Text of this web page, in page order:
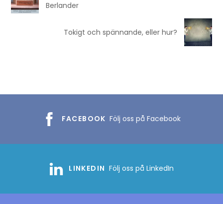
Berlander
Tokigt och spännande, eller hur?
FACEBOOK Följ oss på Facebook
LINKEDIN Följ oss på LinkedIn